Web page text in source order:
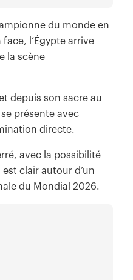
du monde en
l’Égypte arrive
la scène
depuis son sacre au
présente avec
directe.
avec la possibilité
clair autour d’un
du Mondial 2026.